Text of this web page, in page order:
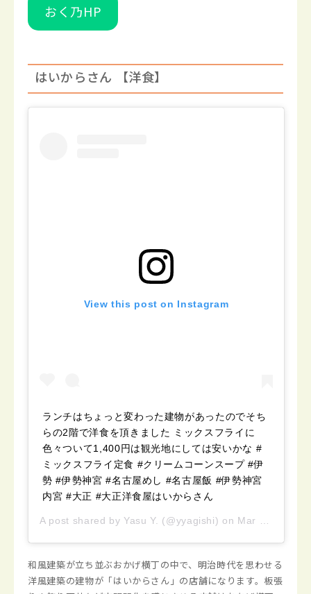
おく乃HP
はいからさん 【洋食】
View this post on Instagram
ランチはちょっと変わった建物があったのでそち
らの2階で洋食を頂きました ミックスフライに
色々ついて1,400円は観光地にしては安いかな #
ミックスフライ定食 #クリームコーンスープ #伊
勢 #伊勢神宮 #名古屋めし #名古屋飯 #伊勢神宮
内宮 #大正 #大正洋食屋はいからさん
A post shared by Yasu Y. (@yyagishi) on Mar 21, 2019 at 6:40am PDT
和風建築が立ち並ぶおかげ横丁の中で、明治時代を思わせる
洋風建築の建物が「はいからさん」の店舗になります。板張